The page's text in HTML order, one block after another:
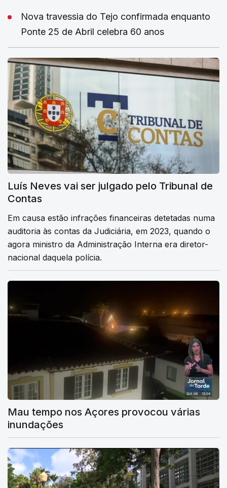
Nova travessia do Tejo confirmada enquanto
Ponte 25 de Abril celebra 60 anos
Luís Neves vai ser julgado pelo Tribunal de
Contas
Em causa estão infrações financeiras detetadas numa
auditoria às contas da Judiciária, em 2023, quando o
agora ministro da Administração Interna era diretor-
nacional daquela polícia.
Mau tempo nos Açores provocou várias
inundações